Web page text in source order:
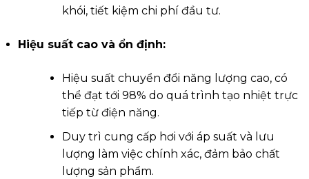
khói, tiết kiệm chi phí đầu tư.
Hiệu suất cao và ổn định:
Hiệu suất chuyển đổi năng lượng cao, có
thể đạt tới 98% do quá trình tạo nhiệt trực
tiếp từ điện năng.
Duy trì cung cấp hơi với áp suất và lưu
lượng làm việc chính xác, đảm bảo chất
lượng sản phẩm.